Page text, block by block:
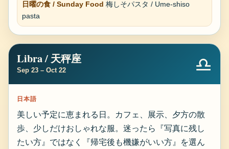
日曜の食 / Sunday Food 梅しそパスタ / Ume-shiso
pasta
Libra / 天秤座
Sep 23 – Oct 22 ♎
日本語
美しい予定に恵まれる日。カフェ、展示、夕方の散
歩、少しだけおしゃれな服。迷ったら『写真に残し
たい方』ではなく『帰宅後も機嫌がいい方』を選ん